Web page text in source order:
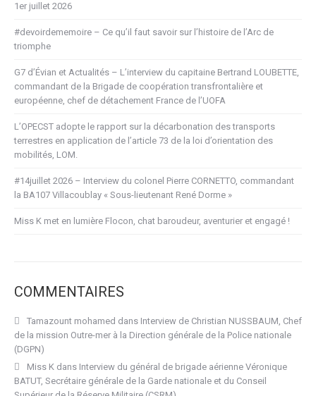
1er juillet 2026
#devoirdememoire – Ce qu’il faut savoir sur l’histoire de l’Arc de
triomphe
G7 d’Évian et Actualités – L’interview du capitaine Bertrand LOUBETTE,
commandant de la Brigade de coopération transfrontalière et
européenne, chef de détachement France de l’UOFA
L’OPECST adopte le rapport sur la décarbonation des transports
terrestres en application de l’article 73 de la loi d’orientation des
mobilités, LOM.
#14juillet 2026 – Interview du colonel Pierre CORNETTO, commandant
la BA107 Villacoublay « Sous-lieutenant René Dorme »
Miss K met en lumière Flocon, chat baroudeur, aventurier et engagé !
COMMENTAIRES
Tamazount mohamed dans Interview de Christian NUSSBAUM, Chef
de la mission Outre-mer à la Direction générale de la Police nationale
(DGPN)
Miss K dans Interview du général de brigade aérienne Véronique
BATUT, Secrétaire générale de la Garde nationale et du Conseil